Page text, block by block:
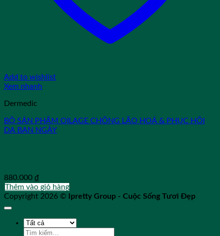
Add to wishlist
Xem nhanh
Dermedic
BỘ SẢN PHẨM OILAGE CHỐNG LÃO HOÁ & PHỤC HỒI
DA BAN NGÀY
880.000 ₫
Thêm vào giỏ hàng
Copyright 2026 © Ipretty Group - Cuộc Sống Tươi Đẹp
Tìm